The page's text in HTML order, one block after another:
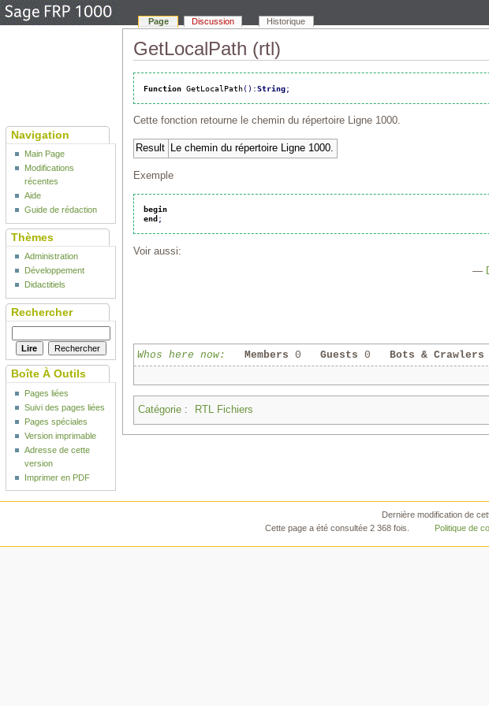
GetLocalPath (rtl)
Function GetLocalPath( ) :String;
Cette fonction retourne le chemin du répertoire Ligne 1000.
Result Le chemin du répertoire Ligne 1000.
Exemple
begin
end ;
Voir aussi:
—
Whos here now: Members 0 Guests 0 Bots & Crawlers
Catégorie: RTL Fichiers
Page Discussion Historique
Navigation
Main Page
Modifications
récentes
Aide
Guide de rédaction
Thèmes
Administration
Développement
Didactitiels
Rechercher
Boîte À Outils
Pages liées
Suivi des pages liées
Pages spéciales
Version imprimable
Adresse de cette
version
Imprimer en PDF
Dernière modification de
Cette page a été consultée 2 368 fois.
Politique de